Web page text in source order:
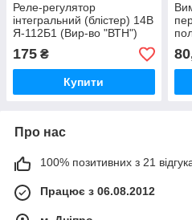
Реле-регулятор
інтегральний (блістер) 14В
Я-112Б1 (Вир-во "ВТН")
175 ₴
Купити
Про нас
100% позитивних з 21
Працює з 06.08.2012